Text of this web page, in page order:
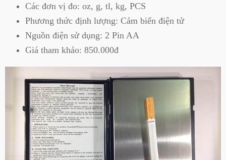
Các đơn vị đo: oz, g, tl, kg, PCS
Phương thức định lượng: Cảm biến điện tử
Nguồn điện sử dụng: 2 Pin AA
Giá tham khảo: 850.000đ